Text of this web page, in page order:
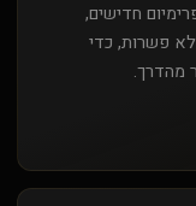
חדישים,
פשרות, כדי
מהדרך.